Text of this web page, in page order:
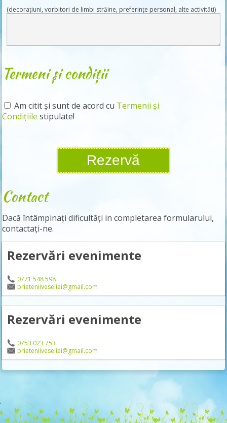
(decorațiuni, vorbitori de limbi străine, preferințe personal, alte activități)
Termeni și condiții
Am citit și sunt de acord cu Termenii și
Condițiile stipulate!
Contact
Dacă întâmpinați dificultăți in completarea formularului,
contactați-ne.
Rezervări evenimente
0771 548 598
prieteniiveseliei@gmail.com
Rezervări evenimente
0753 023 753
prieteniiveseliei@gmail.com